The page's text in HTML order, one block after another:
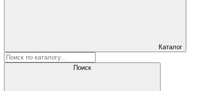
Каталог
Поиск